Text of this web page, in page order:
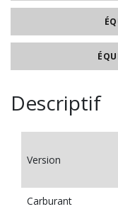
Descriptif
Version
Carburant